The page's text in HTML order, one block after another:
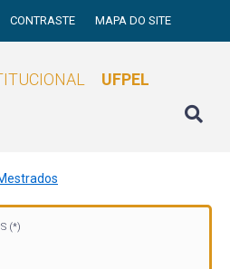
CONTRASTE MAPA DO SITE
UFPEL
(*)